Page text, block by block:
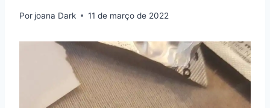
Por joana Dark 11 de março de 2022